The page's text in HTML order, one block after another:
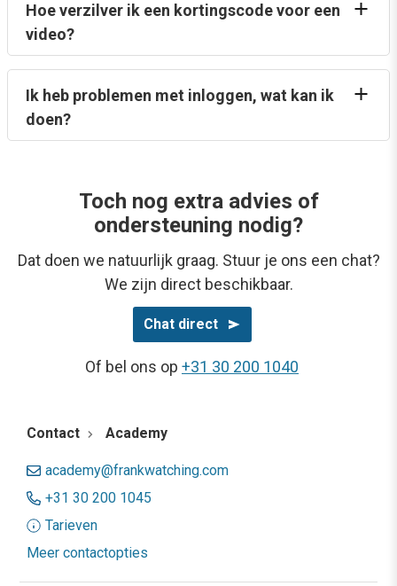
Hoe verzilver ik een kortingscode voor een
video?
Ik heb problemen met inloggen, wat kan ik
doen?
Toch nog extra advies of
ondersteuning nodig?
Dat doen we natuurlijk graag. Stuur je ons een chat?
We zijn direct beschikbaar.
Chat direct
Of bel ons op +31 30 200 1040
Contact Academy
academy@frankwatching.com
+31 30 200 1045
Tarieven
Meer contactopties